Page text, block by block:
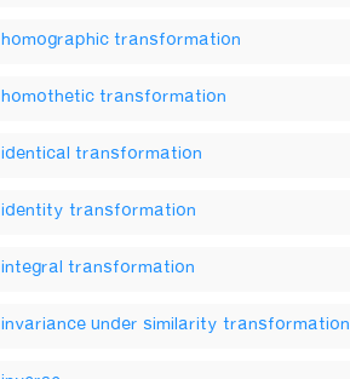
homographic transformation
homothetic transformation
identical transformation
identity transformation
integral transformation
invariance under similarity transformation